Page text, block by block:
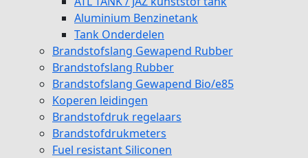
Aluminium Benzinetank
Tank Onderdelen
Brandstofslang Gewapend Rubber
Brandstofslang Rubber
Brandstofslang Gewapend Bio/e85
Koperen leidingen
Brandstofdruk regelaars
Brandstofdrukmeters
Fuel resistant Siliconen